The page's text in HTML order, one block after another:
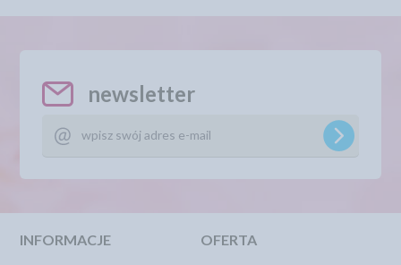
newsletter
INFORMACJE OFERTA